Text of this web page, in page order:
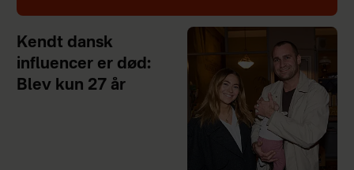
Kendt dansk
influencer er død:
Blev kun 27 år